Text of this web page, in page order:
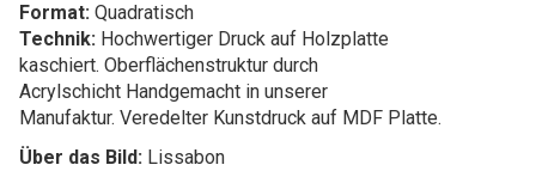
Format: Quadratisch
Technik: Hochwertiger Druck auf Holzplatte
kaschiert. Oberflächenstruktur durch
Acrylschicht Handgemacht in unserer
Manufaktur. Veredelter Kunstdruck auf MDF Platte.
Über das Bild: Lissabon